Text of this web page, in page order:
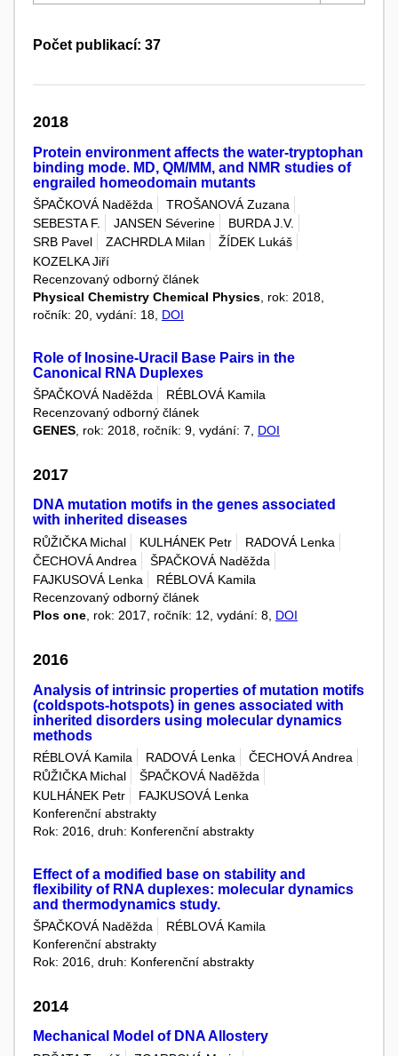
Počet publikací: 37
2018
Protein environment affects the water-tryptophan
binding mode. MD, QM/MM, and NMR studies of
engrailed homeodomain mutants
ŠPAČKOVÁ Naděžda
TROŠANOVÁ Zuzana
SEBESTA F.
JANSEN Séverine
BURDA J.V.
SRB Pavel
ZACHRDLA Milan
ŽÍDEK Lukáš
KOZELKA Jiří
Recenzovaný odborný článek
Physical Chemistry Chemical Physics , rok: 2018,
ročník: 20, vydání: 18, DOI
Role of Inosine-Uracil Base Pairs in the
Canonical RNA Duplexes
ŠPAČKOVÁ Naděžda
RÉBLOVÁ Kamila
Recenzovaný odborný článek
GENES , rok: 2018, ročník: 9, vydání: 7, DOI
2017
DNA mutation motifs in the genes associated
with inherited diseases
RŮŽIČKA Michal KULHÁNEK Petr
RADOVÁ Lenka
ČECHOVÁ Andrea
ŠPAČKOVÁ Naděžda
FAJKUSOVÁ Lenka
RÉBLOVÁ Kamila
Recenzovaný odborný článek
Plos one, rok: 2017, ročník: 12, vydání: 8, DOI
2016
Analysis of intrinsic properties of mutation motifs
(coldspots-hotspots) in genes associated with
inherited disorders using molecular dynamics
methods
RÉBLOVÁ Kamila RADOVÁ Lenka
ČECHOVÁ Andrea
RŮŽIČKA Michal
ŠPAČKOVÁ Naděžda
KULHÁNEK Petr
FAJKUSOVÁ Lenka
Konferenční abstrakty
Rok: 2016, druh: Konferenční abstrakty
Effect of a modified base on stability and
flexibility of RNA duplexes: molecular dynamics
and thermodynamics study.
ŠPAČKOVÁ Naděžda
RÉBLOVÁ Kamila
Konferenční abstrakty
Rok: 2016, druh: Konferenční abstrakty
2014
Mechanical Model of DNA Allostery